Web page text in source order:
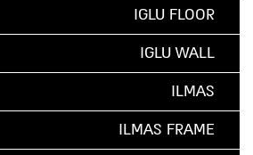
IGLU FLOOR
IGLU WALL
ILMAS
ILMAS FRAME